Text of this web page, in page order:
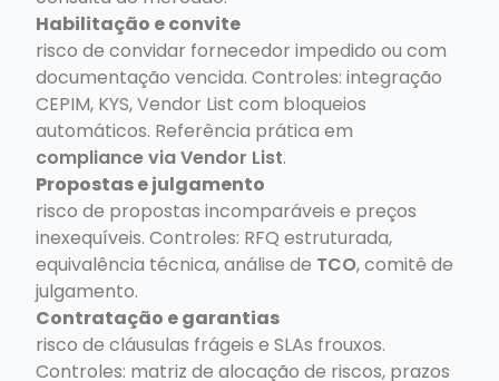
Habilitação e convite
risco de convidar fornecedor impedido ou com
documentação vencida. Controles: integração
CEPIM, KYS, Vendor List com bloqueios
automáticos. Referência prática em
compliance via Vendor List.
Propostas e julgamento
risco de propostas incomparáveis e preços
inexequíveis. Controles: RFQ estruturada,
equivalência técnica, análise de TCO, comitê de
julgamento.
Contratação e garantias
risco de cláusulas frágeis e SLAs frouxos.
Controles: matriz de alocação de riscos, prazos